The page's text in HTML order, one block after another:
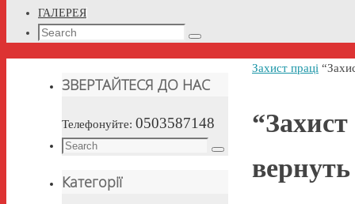
ГАЛЕРЕЯ
Search
Search
Home
Захист праці
ЗВЕРТАЙТЕСЯ ДО НАС
Телефонуйте: 0503587148
Search
Search
Категорії